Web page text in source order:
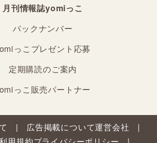
月刊情報誌yomiっこ
バックナンバー
っこプレゼント応募
定期購読のご案内
っこ販売パートナー
広告掲載について運営会社